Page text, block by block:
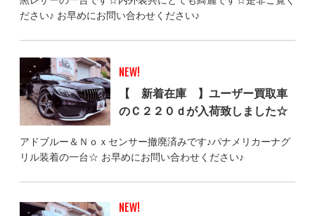
ださい♪ お早めにお問い合わせください♪
NEW!
【 新着在庫 】ユーザー買取車
のＣ２２０ｄが入荷致しました☆
アドブルー＆Ｎｏｘセンサー撤廃済みです♪パナメリカーナグ
リル装着の一台☆ お早めにお問い合わせください♪
NEW!